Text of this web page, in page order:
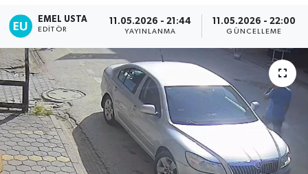
EMEL USTA
EDITÖR
11.05.2026 - 21:44
YAYINLANMA
11.05.2026 - 22:00
GÜNCELLEME